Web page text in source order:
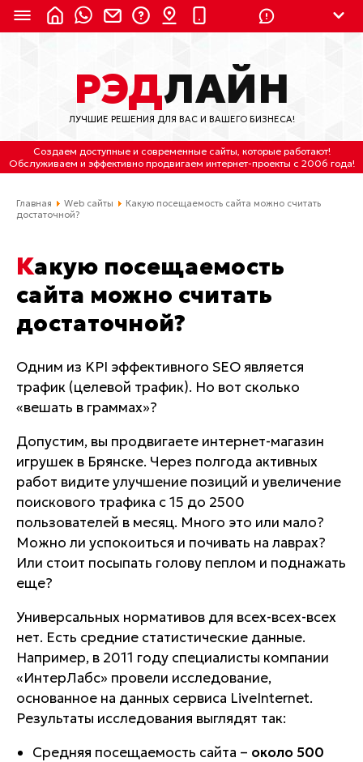
8 (800) 550-9899 (с 2:30 до 11:30 по
Мск)
Бесплатно по России
(4212) 658-653
(4212) 637-673
Отдельный вход \ Левый торец здания
info@lred.ru
Все контакты
РЭДЛАЙН
ЛУЧШИЕ РЕШЕНИЯ ДЛЯ ВАС И ВАШЕГО БИЗНЕСА!
Создаем доступные и современные сайты, которые работают!
Обслуживаем и эффективно продвигаем интернет-проекты с 2006 года!
Главная Web сайты
Какую посещаемость сайта можно считать
достаточной?
Какую посещаемость
сайта можно считать
достаточной?
Одним из KPI эффективного SEO является
трафик (целевой трафик). Но вот сколько
«вешать в граммах»?
Допустим, вы продвигаете интернет-магазин
игрушек в Брянске. Через полгода активных
работ видите улучшение позиций и увеличение
поискового трафика с 15 до 2500
пользователей в месяц. Много это или мало?
Можно ли успокоиться и почивать на лаврах?
Или стоит посыпать голову пеплом и поднажать
еще?
Универсальных нормативов для всех-всех-всех
нет. Есть средние статистические данные.
Например, в 2011 году специалисты компании
«ИнтерЛабс» провели исследование,
основанное на данных сервиса LiveInternet.
Результаты исследования выглядят так:
Средняя посещаемость сайта – около 500